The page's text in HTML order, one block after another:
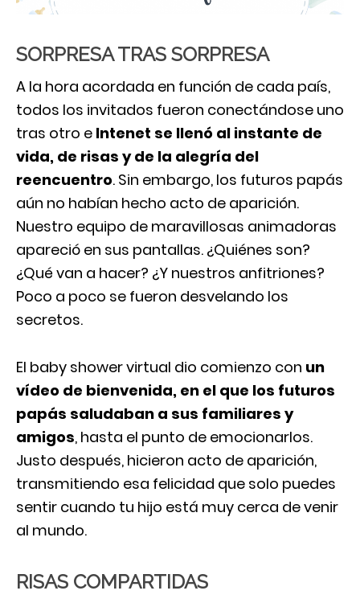
SORPRESA TRAS SORPRESA
A la hora acordada en función de cada país,
todos los invitados fueron conectándose uno
tras otro e Intenet se llenó al instante de
vida, de risas y de la alegría del
reencuentro. Sin embargo, los futuros papás
aún no habían hecho acto de aparición.
Nuestro equipo de maravillosas animadoras
apareció en sus pantallas. ¿Quiénes son?
¿Qué van a hacer? ¿Y nuestros anfitriones?
Poco a poco se fueron desvelando los
secretos.
El baby shower virtual dio comienzo con un
vídeo de bienvenida, en el que los futuros
papás saludaban a sus familiares y
amigos, hasta el punto de emocionarlos.
Justo después, hicieron acto de aparición,
transmitiendo esa felicidad que solo puedes
sentir cuando tu hijo está muy cerca de venir
al mundo.
RISAS COMPARTIDAS